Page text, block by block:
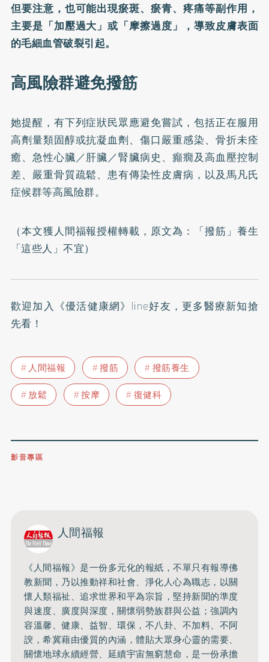
但要注意，也可能出現瘀斑、瘀青、疼痛等副作用，
主要是「加壓過大」或「摩擦過度」，導致皮膚表面
的毛細血管破裂引起。
高風險群避免撥筋
她提醒，有下列症狀民眾應避免嘗試，包括正在服用
高劑量類固醇或抗凝血劑、傷口嚴重感染、骨折未痊
癒、急性心臟／肝臟／腎臟病史、癲癇及高血壓控制
差、嚴重骨質疏鬆、患有傳染性皮膚病，以及馬凡氏
症候群等高風險群。
（本文獲人間福報授權轉載，原文為：
「撥筋」養生
「這些人」不宜）
歡迎加入 《優活健康網》line好友 ，更多醫療新知搶
先看！
人間福報 撥筋
撥筋養生
放鬆
按摩 復健科
影音專區
人間福報
《人間福報》是一份多元化的報紙，不單只有報導佛
教新聞，乃以推動祥和社會、淨化人心為職志，以關
懷人類福祉、追求世界和平為宗旨，堅持新聞的準度
與速度、廣度與深度，關懷弱勢族群與公益；強調內
容溫馨、健康、益智、環保，不八卦、不加料、不阿
諛，希冀藉由優質的內涵，體貼大眾身心靈的需要、
關懷地球永續經營、延續宇宙無窮慧命，是一份承擔